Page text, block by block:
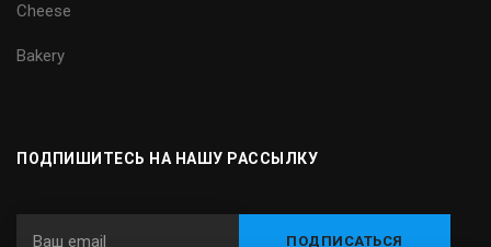
Cheese
Bakery
ПОДПИШИТЕСЬ НА НАШУ РАССЫЛКУ